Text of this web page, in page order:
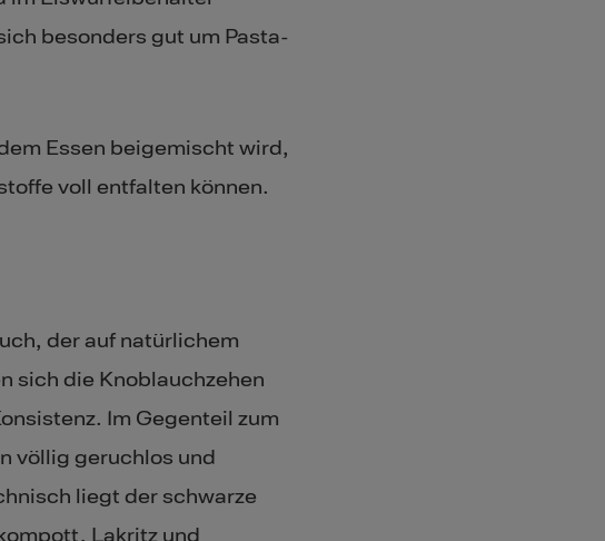
besonders gut um Pasta-
Essen beigemischt wird,
voll entfalten können.
der auf natürlichem
sich die Knoblauchzehen
Im Gegenteil zum
völlig geruchlos und
liegt der schwarze
Lakritz und